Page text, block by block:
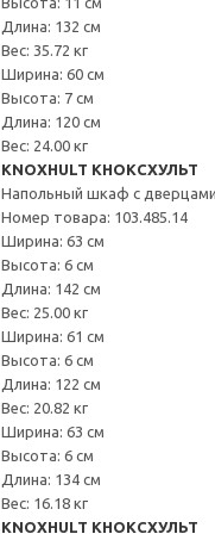
Длина: 132 см
Вес: 35.72 кг
Ширина: 60 см
Высота: 7 см
Длина: 120 см
Вес: 24.00 кг
KNOXHULT КНОКСХУЛЬТ
Напольный шкаф с
Номер товара: 103.485.14
Ширина: 63 см
Высота: 6 см
Длина: 142 см
Вес: 25.00 кг
Ширина: 61 см
Высота: 6 см
Длина: 122 см
Вес: 20.82 кг
Ширина: 63 см
Высота: 6 см
Длина: 134 см
Вес: 16.18 кг
KNOXHULT КНОКСХУЛЬТ